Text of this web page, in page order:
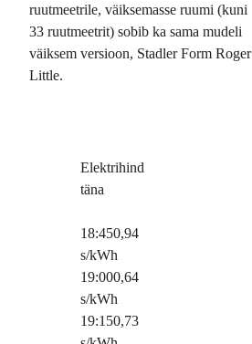
ruutmeetrile, väiksemasse ruumi (kuni
33 ruutmeetrit) sobib ka sama mudeli
väiksem versioon, Stadler Form Roger
Little.
Elektrihind
täna
18:450,94
s/kWh
19:000,64
s/kWh
19:150,73